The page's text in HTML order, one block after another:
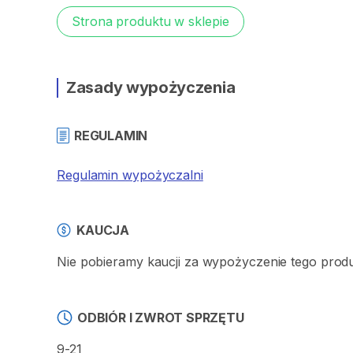
Strona produktu w sklepie
Zasady wypożyczenia
REGULAMIN
Regulamin wypożyczalni
KAUCJA
Nie pobieramy kaucji za wypożyczenie tego
ODBIÓR I ZWROT SPRZĘTU